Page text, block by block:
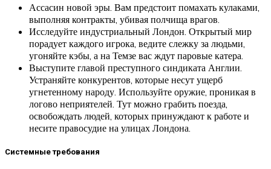
Ассасин новой эры. Вам предстоит помахать кулаками,
выполняя контракты, убивая полчища врагов.
Исследуйте индустриальный Лондон. Открытый мир
порадует каждого игрока, ведите слежку за людьми,
угоняйте кэбы, а на Темзе вас ждут паровые катера.
Выступите главой преступного синдиката Англии.
Устраняйте конкурентов, которые несут ущерб
угнетенному народу. Используйте оружие, проникая в
логово неприятелей. Тут можно грабить поезда,
освобождать людей, которых принуждают к работе и
несите правосудие на улицах Лондона.
Системные требования